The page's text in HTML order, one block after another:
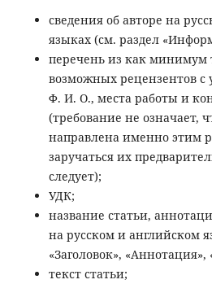
сведения об авторе на
языках (см. раздел
перечень из как минимум
возможных рецензентов с
Ф. И. О., места работы и
(требование не означает,
направлена именно этим
заручаться их
следует);
УДК;
название статьи,
на русском и английском
«Заголовок»,
текст статьи;